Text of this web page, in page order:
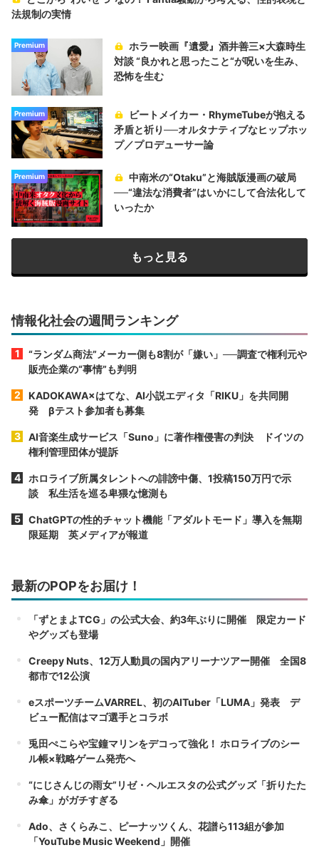
法規制の実情
Premium
ホラー映画『遺愛』酒井善三×大森時生
対談 “良かれと思ったこと“が呪いを生み、
恐怖を生む
Premium
ビートメイカー・RhymeTubeが抱える
矛盾と祈り──オルタナティブなヒップホッ
プ／プロデューサー論
Premium
中南米の“Otaku”と海賊版漫画の破局
──“違法な消費者”はいかにして合法化して
いったか
もっと見る
情報化社会の週間ランキング
“ランダム商法”メーカー側も8割が「嫌い」──調査で権利元や
販売企業の“事情”も判明
KADOKAWA×はてな、AI小説エディタ「RIKU」を共同開
発 βテスト参加者も募集
AI音楽生成サービス「Suno」に著作権侵害の判決 ドイツの
権利管理団体が提訴
ホロライブ所属タレントへの誹謗中傷、1投稿150万円で示
談 私生活を巡る卑猥な憶測も
ChatGPTの性的チャット機能「アダルトモード」導入を無期
限延期 英メディアが報道
最新のPOPをお届け！
「ずとまよTCG」の公式大会、約3年ぶりに開催 限定カード
やグッズも登場
Creepy Nuts、12万人動員の国内アリーナツアー開催 全国8
都市で12公演
eスポーツチームVARREL、初のAITuber「LUMA」発表 デ
ビュー配信はマゴ選手とコラボ
兎田ぺこらや宝鐘マリンをデコって強化！ ホロライブのシー
ル帳×戦略ゲーム発売へ
“にじさんじの雨女”リゼ・ヘルエスタの公式グッズ「折りたた
み傘」がガチすぎる
Ado、さくらみこ、ピーナッツくん、花譜ら113組が参加
「YouTube Music Weekend」開催